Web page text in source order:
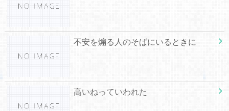
不安を煽る人のそばにいるときに
高いねっていわれた